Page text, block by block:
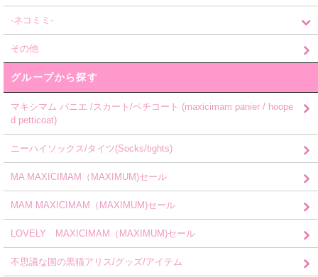
-ネコミミ-
その他
グループから探す
マキシマム パニエ /スカート/ペチコート (maxicimam panier / hoope
d petticoat)
ニーハイソックス/タイツ(Socks/tights)
MA MAXICIMAM（MAXIMUM)セール
MAM MAXICIMAM（MAXIMUM)セール
LOVELY MAXICIMAM（MAXIMUM)セール
不思議な国の黒猫アリス/グッズ/アイテム